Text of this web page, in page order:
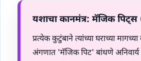
यशाचा कानमंत्र: मॅजिक
प्रत्येक कुटुंबाने त्यांच्या घराच्या
अंगणात 'मॅजिक पिट' बांधणे